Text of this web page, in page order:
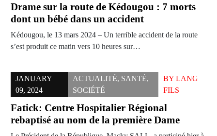
Drame sur la route de Kédougou : 7 morts
dont un bébé dans un accident
Kédougou, le 13 mars 2024 – Un terrible accident de la route
s’est produit ce matin vers 10 heures sur…
JANUARY
09, 2024
ACTUALITÉ, SANTÉ,
SOCIÉTÉ
BY LANG
FILS
Fatick: Centre Hospitalier Régional
rebaptisé au nom de la première Dame